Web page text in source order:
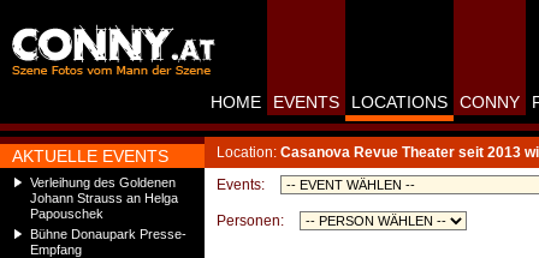
AKTUELLE EVENTS
Verleihung des Goldenen
Johann Strauss an Helga
Papouschek
Bühne Donaupark Presse-
Empfang
HOME EVENTS LOCATIONS CONNY
Location: Casanova Revue Theater seit 2013
Events:
Personen: